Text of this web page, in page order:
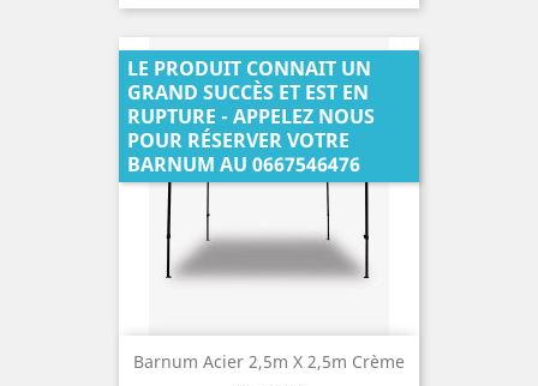
Barnum Acier 2,5m X 2,5m Crème
LE PRODUIT CONNAIT UN
GRAND SUCCÈS ET EST EN
RUPTURE - APPELEZ NOUS
POUR RÉSERVER VOTRE
BARNUM AU 0667546476